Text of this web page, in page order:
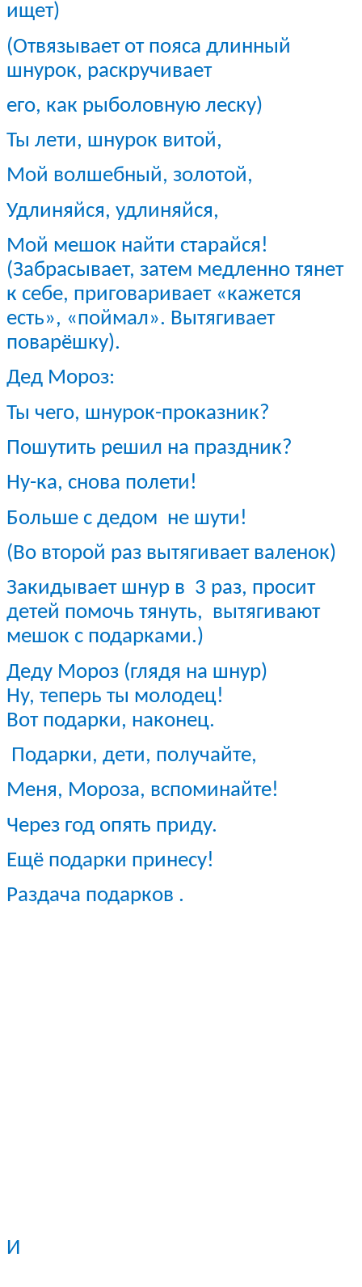
ищет)
(Отвязывает от пояса длинный
шнурок, раскручивает
его, как рыболовную леску)
Ты лети, шнурок витой,
Мой волшебный, золотой,
Удлиняйся, удлиняйся,
Мой мешок найти старайся!
(Забрасывает, затем медленно тянет
к себе, приговаривает «кажется
есть», «поймал». Вытягивает
поварёшку).
Дед Мороз:
Ты чего, шнурок-проказник?
Пошутить решил на праздник?
Ну-ка, снова полети!
Больше с дедом не шути!
(Во второй раз вытягивает валенок)
Закидывает шнур в 3 раз, просит
детей помочь тянуть, вытягивают
мешок с подарками.)
Деду Мороз (глядя на шнур)
Ну, теперь ты молодец!
Вот подарки, наконец.
Подарки, дети, получайте,
Меня, Мороза, вспоминайте!
Через год опять приду.
Ещё подарки принесу!
Раздача подарков .
И